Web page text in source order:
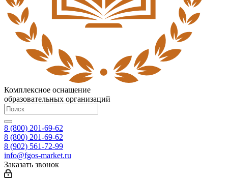
Комплексное оснащение
образовательных организаций
8 (800) 201-69-62
8 (800) 201-69-62
8 (902) 561-72-99
info@fgos-market.ru
Заказать звонок